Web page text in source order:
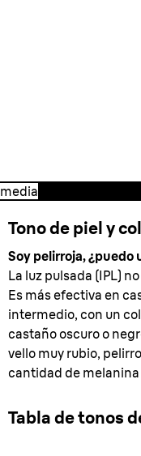
media
Tono de piel y
Soy pelirroja, ¿puedo
La luz pulsada (IPL)
Es más efectiva en
intermedio, con un
castaño oscuro o
vello muy rubio,
cantidad de melanina
Tabla de tonos